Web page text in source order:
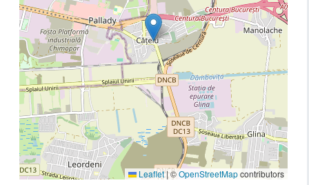
Leaflet |©OpenStreetMapcontributors